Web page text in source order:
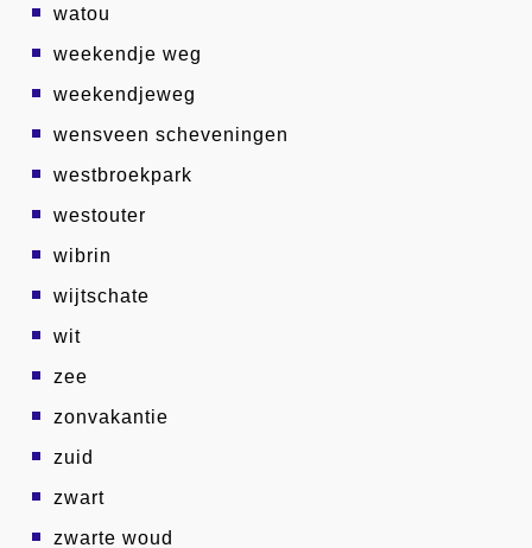
watou
weekendje weg
weekendjeweg
wensveen scheveningen
westbroekpark
westouter
wibrin
wijtschate
wit
zee
zonvakantie
zuid
zwart
zwarte woud